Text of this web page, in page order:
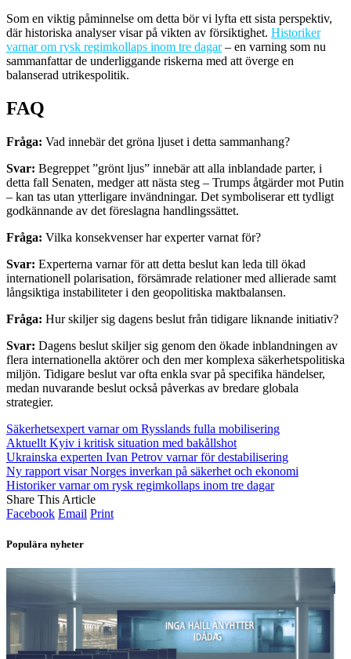
Som en viktig påminnelse om detta bör vi lyfta ett sista perspektiv,
där historiska analyser visar på vikten av försiktighet. Historiker
varnar om rysk regimkollaps inom tre dagar– en varning som nu
sammanfattar de underliggande riskerna med att överge en
balanserad utrikespolitik.
FAQ
Fråga: Vad innebär det gröna ljuset i detta sammanhang?
Svar: Begreppet ”grönt ljus” innebär att alla inblandade parter, i
detta fall Senaten, medger att nästa steg – Trumps åtgärder mot Putin
– kan tas utan ytterligare invändningar. Det symboliserar ett tydligt
godkännande av det föreslagna handlingssättet.
Fråga: Vilka konsekvenser har experter varnat för?
Svar: Experterna varnar för att detta beslut kan leda till ökad
internationell polarisation, försämrade relationer med allierade samt
långsiktiga instabiliteter i den geopolitiska maktbalansen.
Fråga: Hur skiljer sig dagens beslut från tidigare liknande initiativ?
Svar: Dagens beslut skiljer sig genom den ökade inblandningen av
flera internationella aktörer och den mer komplexa säkerhetspolitiska
miljön. Tidigare beslut var ofta enkla svar på specifika händelser,
medan nuvarande beslut också påverkas av bredare globala
strategier.
Säkerhetsexpert varnar om Rysslands fulla mobilisering
Aktuellt Kyiv i kritisk situation med bakållshot
Ukrainska experten Ivan Petrov varnar för destabilisering
Ny rapport visar Norges inverkan på säkerhet och ekonomi
Historiker varnar om rysk regimkollaps inom tre dagar
Share This Article
Facebook Email Print
Populära nyheter